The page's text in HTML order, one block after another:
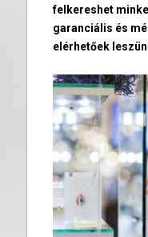
felkereshet
garanciális és
elérhetőek